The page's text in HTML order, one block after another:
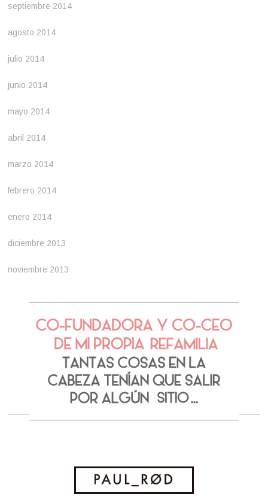
septiembre 2014
agosto 2014
julio 2014
junio 2014
mayo 2014
abril 2014
marzo 2014
febrero 2014
enero 2014
diciembre 2013
noviembre 2013